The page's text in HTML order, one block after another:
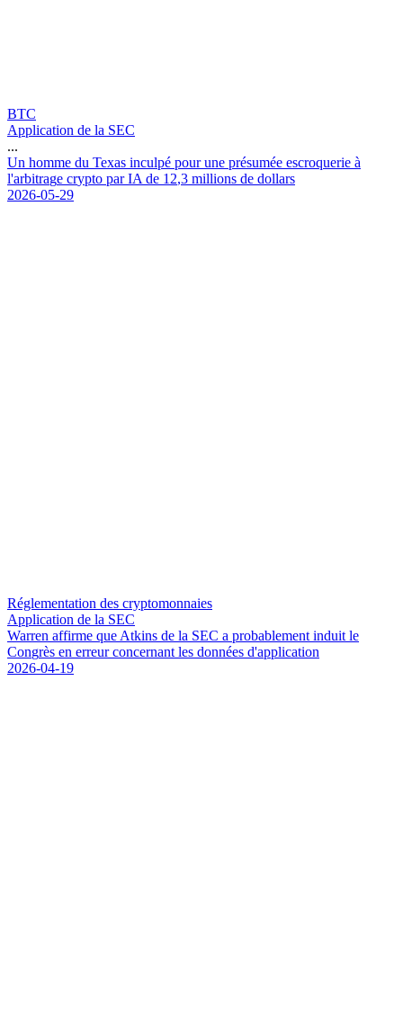
BTC
Application de la SEC
...
Un homme du Texas inculpé pour une présumée escroquerie à
l'arbitrage crypto par IA de 1 2,3 millions de dollars
2026-05-29
Réglementation des cryptomonnaies
Application de la SEC
Warren affirme que Atkins de la SEC a probablement induit le
Congrès en erreur concernant les données d'application
2026-04-19